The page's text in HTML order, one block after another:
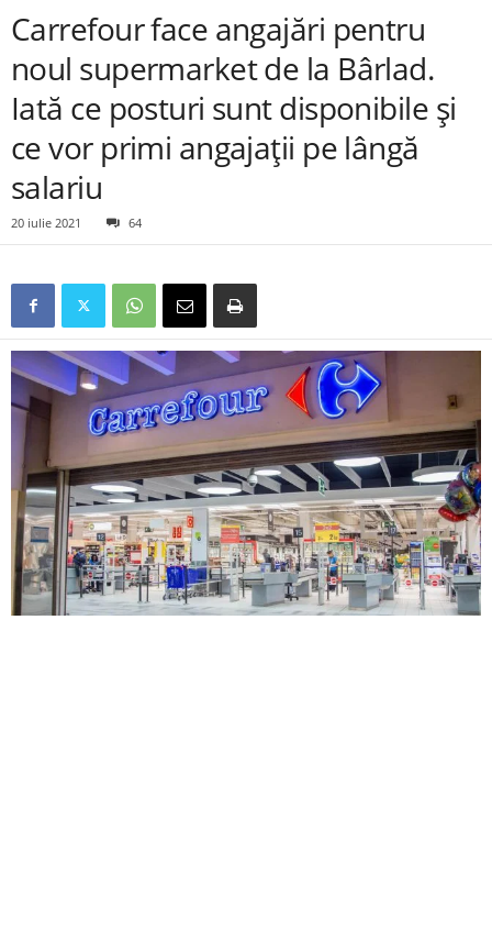
Carrefour face angajări pentru
noul supermarket de la Bârlad.
Iată ce posturi sunt disponibile și
ce vor primi angajații pe lângă
salariu
20 iulie 2021 64